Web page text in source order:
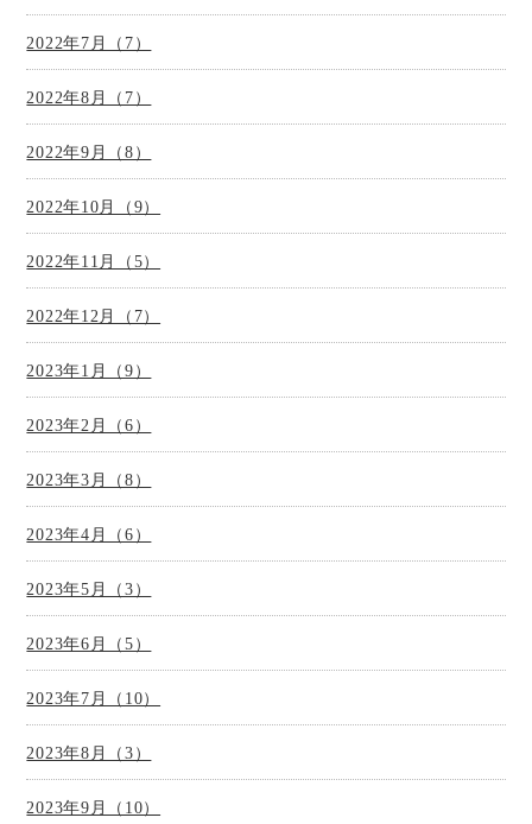
2022年7月（7）
2022年8月（7）
2022年9月（8）
2022年10月（9）
2022年11月（5）
2022年12月（7）
2023年1月（9）
2023年2月（6）
2023年3月（8）
2023年4月（6）
2023年5月（3）
2023年6月（5）
2023年7月（10）
2023年8月（3）
2023年9月（10）